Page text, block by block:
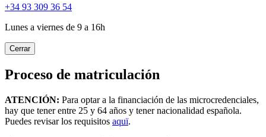
+34 93 309 36 54
Lunes a viernes de 9 a 16h
Cerrar
Proceso de matriculación
ATENCIÓN: Para optar a la financiación de las microcredenciales,
hay que tener entre 25 y 64 años y tener nacionalidad española.
Puedes revisar los requisitos aquï.